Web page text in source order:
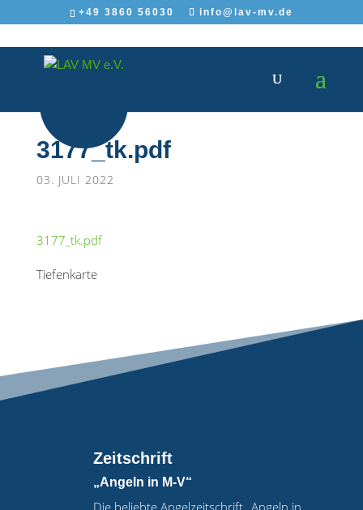
+49 3860 56030 info@lav-mv.de
3177_tk.pdf
03. JULI 2022
3177_tk.pdf
Tiefenkarte
Zeitschrift
„Angeln in M-V“
Die beliebte Angelzeitschrift „Angeln in